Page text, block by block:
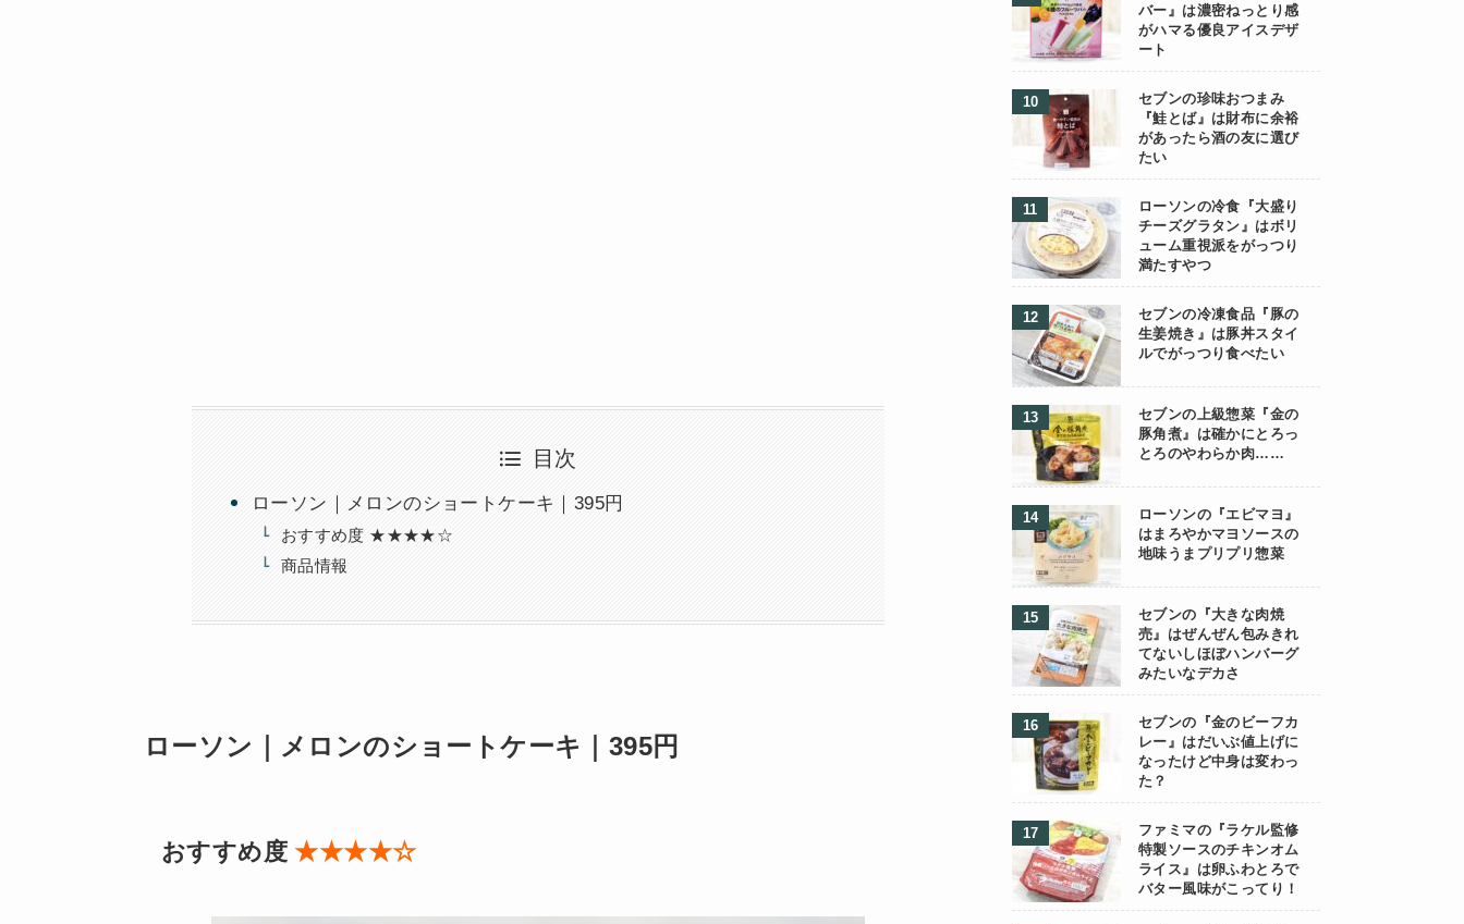
目次
ローソン｜メロンのショートケーキ｜395円
おすすめ度 ★★★★☆
商品情報
ローソン｜メロンのショートケーキ｜395円
おすすめ度★★★★☆
バー』は濃密ねっとり感
がハマる優良アイスデザ
ート
セブンの珍味おつまみ
『鮭とば』は財布に余裕
があったら酒の友に選び
たい
ローソンの冷食『大盛り
チーズグラタン』はボリ
ューム重視派をがっつり
満たすやつ
セブンの冷凍食品『豚の
生姜焼き』は豚丼スタイ
ルでがっつり食べたい
セブンの上級惣菜『金の
豚角煮』は確かにとろっ
とろのやわらか肉……
ローソンの『エビマヨ』
はまろやかマヨソースの
地味うまプリプリ惣菜
セブンの『大きな肉焼
売』はぜんぜん包みきれ
てないしほぼハンバーグ
みたいなデカさ
セブンの『金のビーフカ
レー』はだいぶ値上げに
なったけど中身は変わっ
た？
ファミマの『ラケル監修
特製ソースのチキンオム
ライス』は卵ふわとろで
バター風味がこってり！